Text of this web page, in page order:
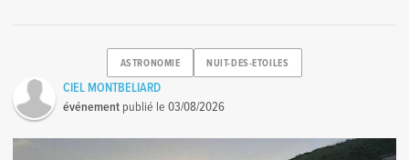
ASTRONOMIE NUIT-DES-ETOILES
CIEL MONTBELIARD
événement publié le03/08/2026